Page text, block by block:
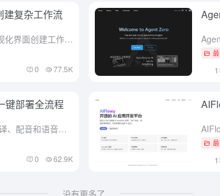
建复杂工作流
n8n 是强大的开源自动化工具，支持通过可视化界面创建工作流，连接各种应用程序和服务，实现任务自动化。n8n汇集了多种实用的工作流模板，涵盖从简单的数据处理到复杂的业务流程自动化。
0 77.5K
键部署全流程
Klic Studio（原Krillin AI）是基于AI的视频翻译、配音和语音克隆工具，专为视频创作者和内容出海者设计。支持一键部署全流程，可将视频从下载到成品输出一键完成，适配抖音、小红书、B站...
0 62.9K
没有更多了